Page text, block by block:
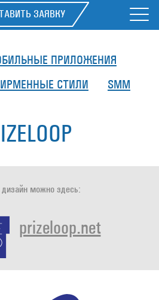
ЗАЯВКУ
ПРИЛОЖЕНИЯ
СТИЛИ SMM
дизайн можно здесь:
prizeloop.net